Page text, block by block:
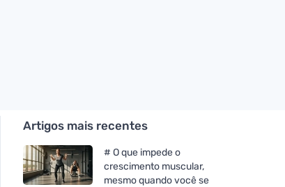
Artigos mais recentes
# O que impede o
crescimento muscular,
mesmo quando você se